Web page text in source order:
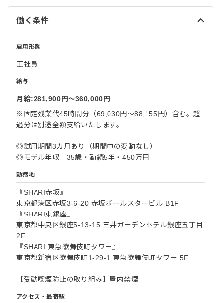
働く条件
雇用形態
正社員
給与
月給:281,900円〜360,000円
※固定残業代45時間分（69,030円～88,155円）含む。超
過分は別途全額支給いたします。
◎試用期間3カ月あり（期間中の変動なし）
◎モデル年収｜35歳・勤続5年・450万円
勤務地
『SHARI赤坂』
東京都港区赤坂3-6-20 赤坂ポールスタービル B1F
『SHARI東銀座』
東京都中央区銀座5-13-15 三井ガーデンホテル銀座五丁目
2F
『SHARI 東急歌舞伎町タワー』
東京都新宿区歌舞伎町1-29-1 東急歌舞伎町タワー 5F
【受動喫煙防止の取り組み】屋内禁煙
アクセス・最寄駅